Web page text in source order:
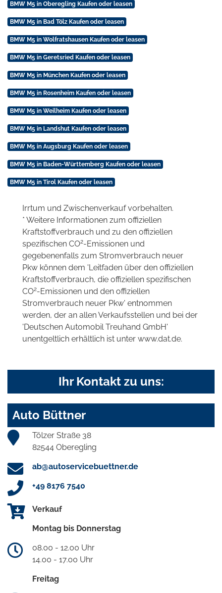
BMW M5 in Oberegling Kaufen oder leasen
BMW M5 in Bad Tölz Kaufen oder leasen
BMW M5 in Wolfratshausen Kaufen oder leasen
BMW M5 in Geretsried Kaufen oder leasen
BMW M5 in München Kaufen oder leasen
BMW M5 in Rosenheim Kaufen oder leasen
BMW M5 in Weilheim Kaufen oder leasen
BMW M5 in Landshut Kaufen oder leasen
BMW M5 in Augsburg Kaufen oder leasen
BMW M5 in Baden-Württemberg Kaufen oder leasen
BMW M5 in Tirol Kaufen oder leasen
Irrtum und Zwischenverkauf vorbehalten.
* Weitere Informationen zum offiziellen
Kraftstoffverbrauch und zu den offiziellen
spezifischen CO2-Emissionen und
gegebenenfalls zum Stromverbrauch neuer
Pkw können dem 'Leitfaden über den offiziellen
Kraftstoffverbrauch, die offiziellen spezifischen
CO2-Emissionen und den offiziellen
Stromverbrauch neuer Pkw' entnommen
werden, der an allen Verkaufsstellen und bei der
'Deutschen Automobil Treuhand GmbH'
unentgeltlich erhältlich ist unter www.dat.de.
Ihr Kontakt zu uns:
Auto Büttner
Tölzer Straße 38
82544 Oberegling
ab@autoservicebuettner.de
+49 8176 7540
Verkauf
Montag bis Donnerstag
08.00 - 12.00 Uhr
14.00 - 17.00 Uhr
Freitag